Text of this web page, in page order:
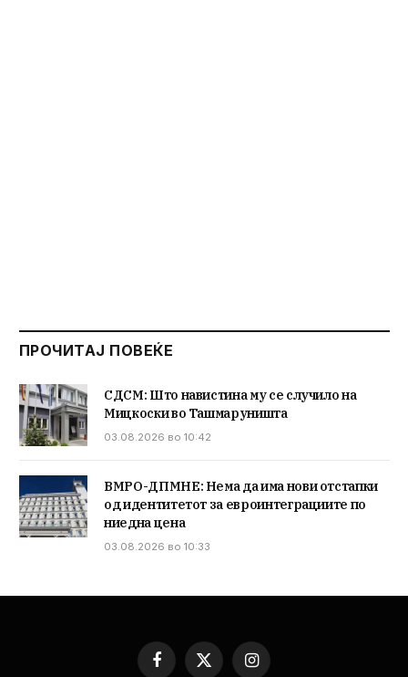
ПРОЧИТАЈ ПОВЕЌЕ
СДСМ: Што навистина му се случило на
Мицкоски во Ташмаруништа
03.08.2026 во 10:42
ВМРО-ДПМНЕ: Нема да има нови отстапки
од идентитетот за евроинтеграциите по
ниедна цена
03.08.2026 во 10:33
Facebook
X Instagram